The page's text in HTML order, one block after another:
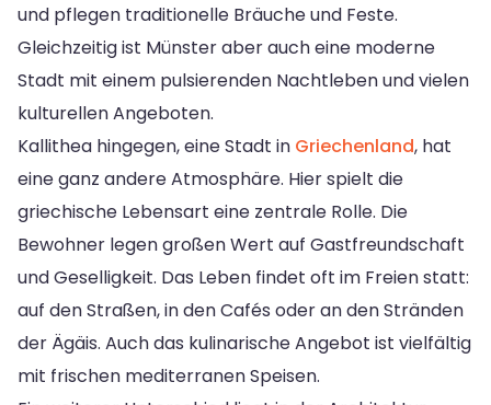
und pflegen traditionelle Bräuche und Feste.
Gleichzeitig ist Münster aber auch eine moderne
Stadt mit einem pulsierenden Nachtleben und vielen
kulturellen Angeboten.
Kallithea hingegen, eine Stadt in Griechenland, hat
eine ganz andere Atmosphäre. Hier spielt die
griechische Lebensart eine zentrale Rolle. Die
Bewohner legen großen Wert auf Gastfreundschaft
und Geselligkeit. Das Leben findet oft im Freien statt:
auf den Straßen, in den Cafés oder an den Stränden
der Ägäis. Auch das kulinarische Angebot ist vielfältig
mit frischen mediterranen Speisen.